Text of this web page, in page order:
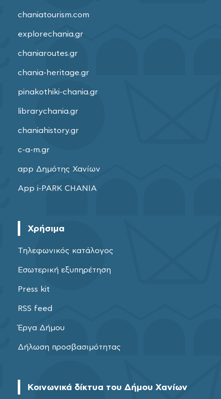
chaniatourism.com
explorechania.gr
chaniaroutes.gr
chania-heritage.gr
pinakothiki-chania.gr
librarychania.gr
chaniahistory.gr
c-a-m.gr
app Δημότης Χανίων
App i-PARK CHANIA
Χρήσιμα
Τηλεφωνικός κατάλογος
Εσωτερική εξυπηρέτηση
Press kit
RSS feed
Έργα Δήμου
Δήλωση προσβασιμότητας
Κοινωνικά δίκτυα του Δήμου Χανίων